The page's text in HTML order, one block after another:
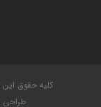
کلیه حقوق